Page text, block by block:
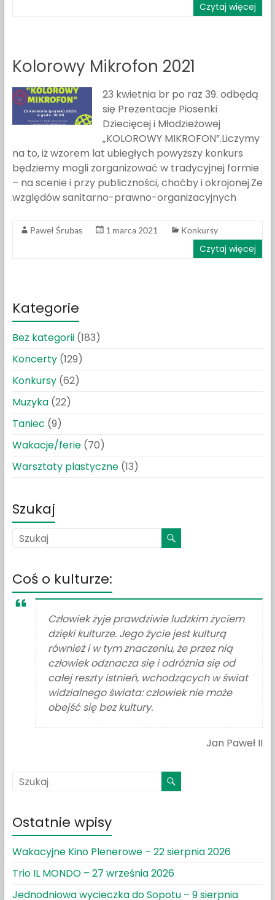
Czytaj więcej
Kolorowy Mikrofon 2021
23 kwietnia br po raz 39. odbędą
się Prezentacje Piosenki
Dziecięcej i Młodzieżowej
„KOLOROWY MIKROFON”.Liczymy
na to, iż wzorem lat ubiegłych powyższy konkurs
będziemy mogli zorganizować w tradycyjnej formie
– na scenie i przy publiczności, choćby i okrojonej.Ze
względów sanitarno-prawno-organizacyjnych
Paweł Śrubas 1 marca 2021 Konkursy
Czytaj więcej
Kategorie
Bez kategorii(183)
Koncerty(129)
Konkursy(62)
Muzyka(22)
Taniec (9)
Wakacje/ferie(70)
Warsztaty plastyczne(13)
Szukaj
Coś o kulturze:
Człowiek żyje prawdziwie ludzkim życiem
dzięki kulturze. Jego życie jest kulturą
również i w tym znaczeniu, że przez nią
człowiek odznacza się i odróżnia się od
całej reszty istnień, wchodzących w świat
widzialnego świata: człowiek nie może
obejść się bez kultury.
Jan Paweł II
Ostatnie wpisy
Wakacyjne Kino Plenerowe – 22 sierpnia 2026
Trio IL MONDO – 27 września 2026
Jednodniowa wycieczka do Sopotu – 9 sierpnia